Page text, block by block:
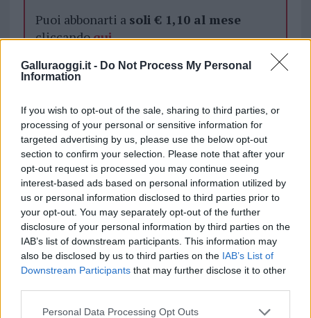
Galluraoggi.it - Do Not Process My Personal
Information
If you wish to opt-out of the sale, sharing to third parties, or
processing of your personal or sensitive information for
targeted advertising by us, please use the below opt-out
section to confirm your selection. Please note that after your
opt-out request is processed you may continue seeing
interest-based ads based on personal information utilized by
us or personal information disclosed to third parties prior to
your opt-out. You may separately opt-out of the further
disclosure of your personal information by third parties on the
IAB’s list of downstream participants. This information may
also be disclosed by us to third parties on the IAB’s List of
Downstream Participants that may further disclose it to other
Please note that this website/app uses one or more Google
Personal Data Processing Opt Outs
Puoi abbonarti a soli € 1,10 al mese
cliccandoqui
Sei già abbonato?
Puoi effettuare l'accesso andando nella
sezioneLogindal menù del sito o
cliccandoqui
TEMI: Anas Sardegna
Percorso Arzachena Palau
Strada Arzachena Palau
Inviaci le tue segnalazioni,
i tuoi video e le tue foto